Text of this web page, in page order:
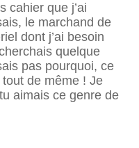
cahier que j’ai
le marchand de
dont j’ai besoin
quelque
pas pourquoi, ce
de même ! Je
aimais ce genre de